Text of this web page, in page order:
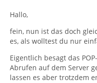
Hallo,
fein, nun ist das doch
es, als wolltest du nur
Eigentlich besagt das
Abrufen auf dem Server
lassen es aber trotzdem